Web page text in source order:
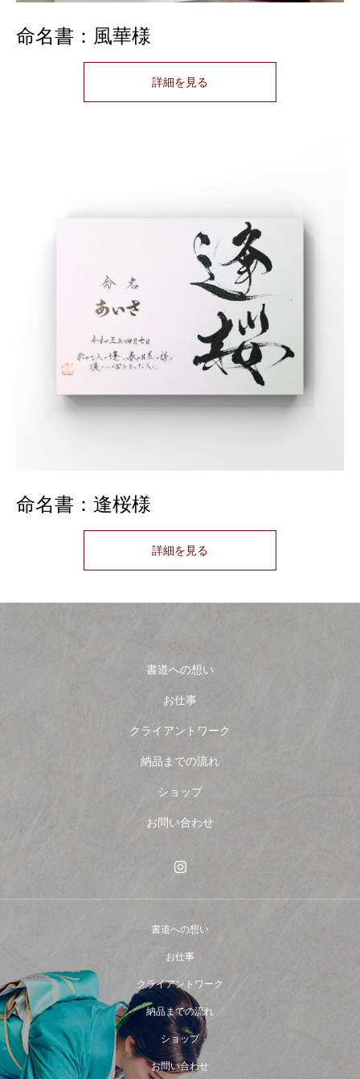
命名書：風華様
詳細を見る
命名書：逢桜様
詳細を見る
書道への想い
お仕事
クライアントワーク
納品までの流れ
ショップ
お問い合わせ
書道への想い
お仕事
クライアントワーク
納品までの流れ
ショップ
お問い合わせ